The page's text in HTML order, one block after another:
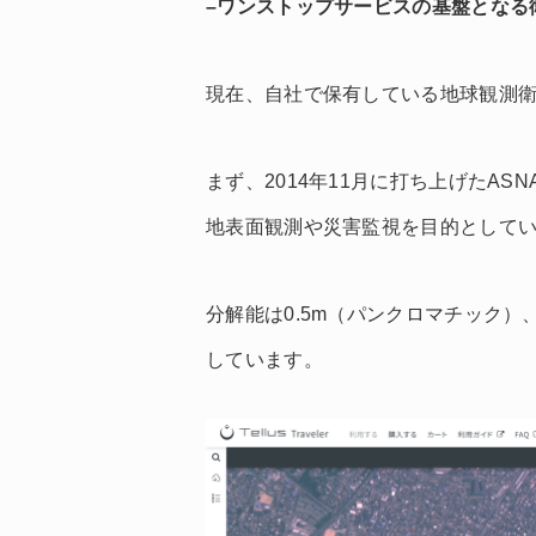
–ワンストップサービスの基盤とな
現在、自社で保有している地球観測
まず、2014年11月に打ち上げた
地表面観測や災害監視を目的として
分解能は0.5m（パンクロマチック）
しています。